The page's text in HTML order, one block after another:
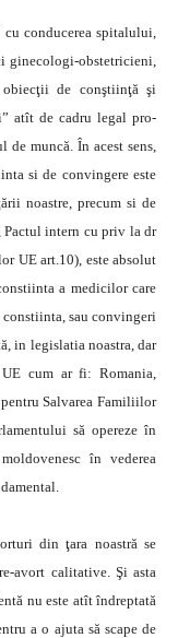
conducerea spitalului,
ginecologi-obstetricieni,
de conştiinţă şi
atît de cadru legal pro-
muncă. În acest sens,
si de convingere este
noastre, precum si de
Pactul intern cu priv la dr
UE art.10), este absolut
a medicilor care
sau convingeri
in legislatia noastra, dar
cum ar fi: Romania,
Salvarea Familiilor
să opereze în
în vederea
din ţara noastră se
avort calitative. Şi asta
nu este atît îndreptată
a o ajuta să scape de